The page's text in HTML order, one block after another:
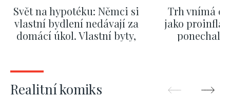
Svět na hypotéku: Němci si
vlastní bydlení nedávají za
domácí úkol. Vlastní byty,
Trh vnímá
jako
ponechali
Realitní komiks